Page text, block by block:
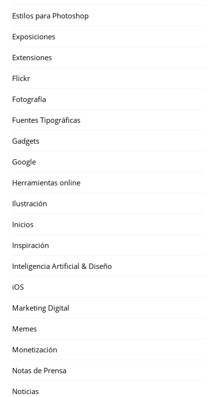
Estilos para Photoshop
Exposiciones
Extensiones
Flickr
Fotografía
Fuentes Tipográficas
Gadgets
Google
Herramientas online
Ilustración
Inicios
Inspiración
Inteligencia Artificial & Diseño
iOS
Marketing Digital
Memes
Monetización
Notas de Prensa
Noticias